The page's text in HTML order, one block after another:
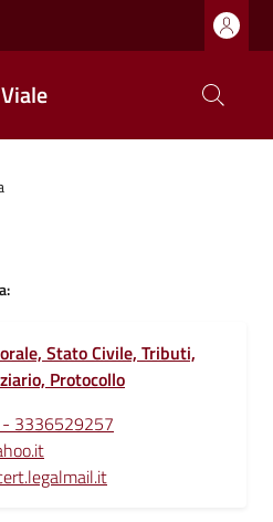
Stato Civile, Tributi,
Protocollo
3336529257